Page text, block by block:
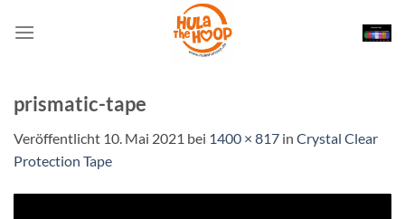
Inhalt
prismatic-tape
Veröffentlicht 10. Mai 2021 bei 1400 × 817 in Crystal Clear
Protection Tape